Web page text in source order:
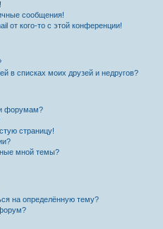
сообщения!
от кого-то с этой конференции!
в списках моих друзей и недругов?
форумам?
страницу!
мной темы?
на определённую тему?